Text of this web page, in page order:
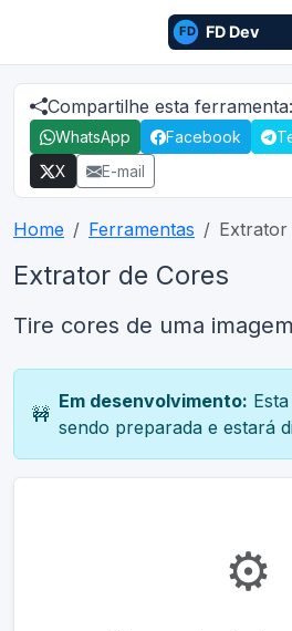
Compartilhe esta ferramenta:
WhatsApp Facebook
X
E-mail
Home Ferramentas Extrator
Extrator de Cores
Tire cores de uma
🚧
Em desenvolvimento:
sendo preparada e estará
⚙️